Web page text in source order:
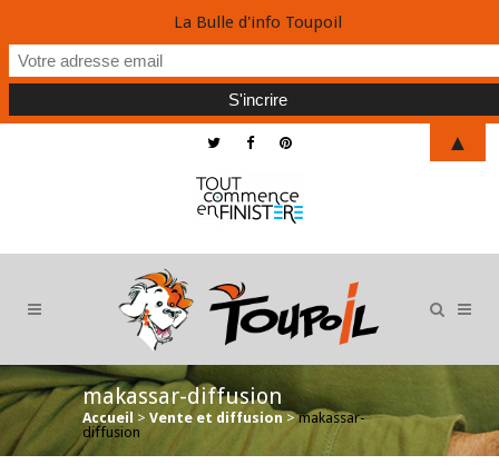
makassar-diffusion
Accueil > Vente et diffusion >makassar-
diffusion
La Bulle d'info Toupoil
▲